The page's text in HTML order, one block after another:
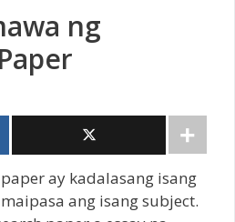
ng
ay kadalasang isang
ang isang subject.